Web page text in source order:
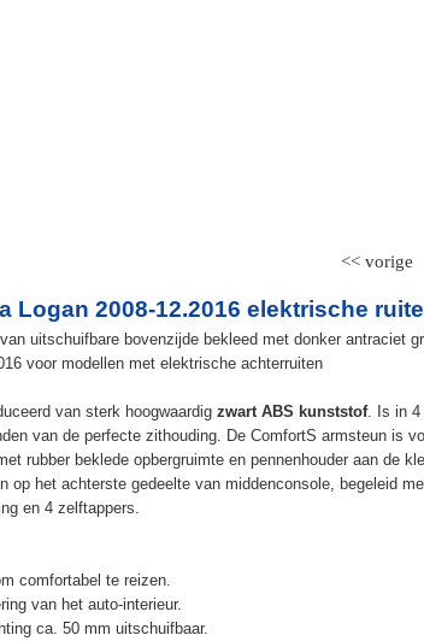
<< vorige
Logan 2008-12.2016 elektrische
uitschuifbare bovenzijde bekleed met donker antraciet
voor modellen met elektrische achterruiten
van sterk hoogwaardig zwart ABS kunststof. Is in 4
van de perfecte zithouding. De ComfortS armsteun is
rubber beklede opbergruimte en pennenhouder aan de
op het achterste gedeelte van middenconsole, begeleid
en 4 zelftappers.
comfortabel te reizen.
van het auto-interieur.
ca. 50 mm uitschuifbaar.